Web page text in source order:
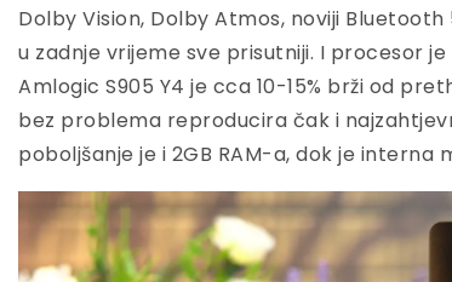
Dolby Vision, Dolby Atmos, noviji
u zadnje vrijeme sve prisutniji. I procesor
Amlogic S905 Y4 je cca 10-15% brži od
bez problema reproducira čak i
poboljšanje je i 2GB RAM-a, dok je interna